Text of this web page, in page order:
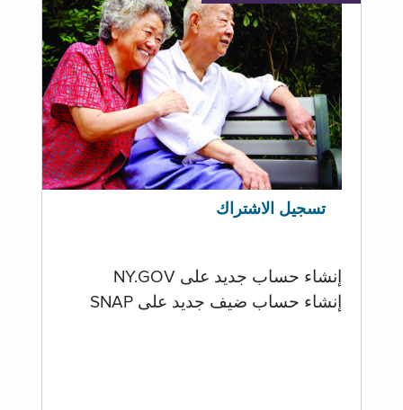
تسجيل الاشتراك
إنشاء حساب جديد على NY.GOV
إنشاء حساب ضيف جديد على SNAP